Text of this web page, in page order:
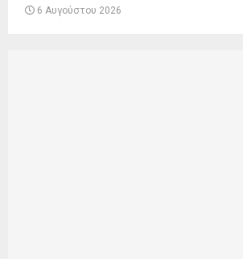
6 Αυγούστου 2026